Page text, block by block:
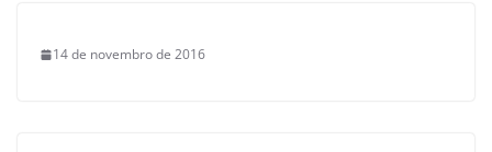
14 de novembro de 2016